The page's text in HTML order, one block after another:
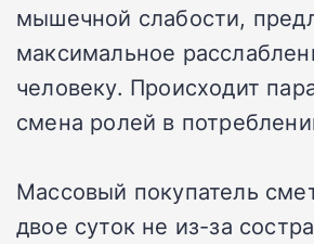
мышечной слабости,
максимальное
человеку. Происходит
смена ролей в
Массовый покупатель
двое суток не из-за